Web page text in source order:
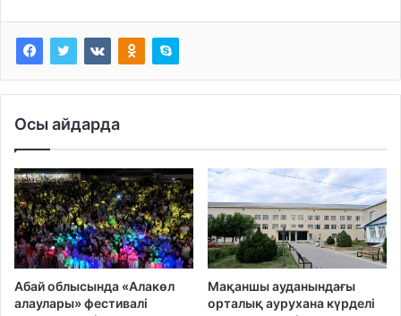
Осы айдарда
Абай облысында «Алакөл
алаулары» фестивалі
Мақаншы ауданындағы
орталық аурухана күрделі